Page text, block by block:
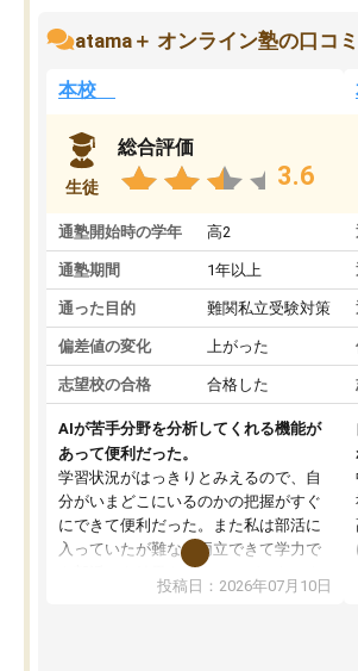
atama＋ オンライン塾の口コ
本校
生徒
総合評価
3.6
通塾開始時の学年 高2
通塾期間 1年以上
通った目的 難関私立受験対策
偏差値の変化 上がった
志望校の合格 合格した
AIが苦手分野を分析してくれる機能が
あって便利だった。
学習状況がはっきりとみえるので、自
分がいまどこにいるのかの把握がすぐ
にできて便利だった。また私は部活に
入っていたが難なく両立できて学力で
も部活でも結果を残すことができてよ
かった。また問題演習の際に、自分が
投稿日：2026年07月10日